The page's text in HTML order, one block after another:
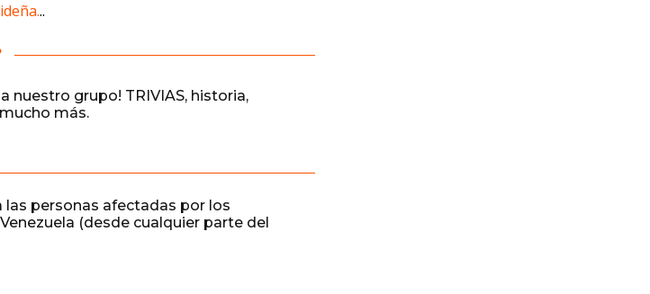
..
a nuestro grupo! TRIVIAS, historia,
más.
las personas afectadas por los
(desde cualquier parte del